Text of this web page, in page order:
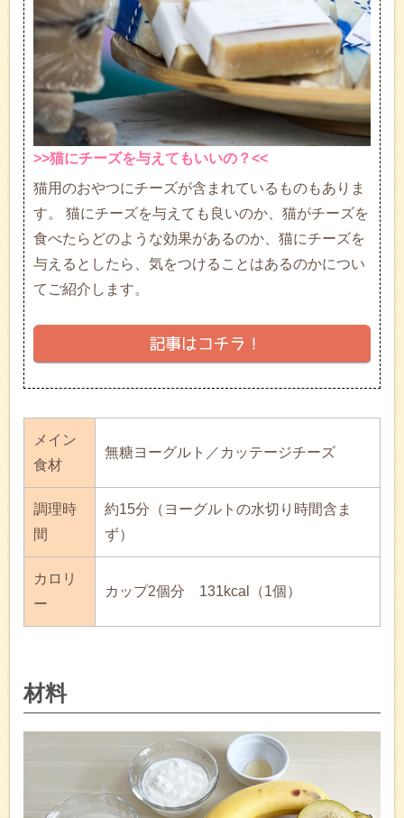
>>猫にチーズを与えてもいいの？<<
猫用のおやつにチーズが含まれているものもありま
す。 猫にチーズを与えても良いのか、猫がチーズを
食べたらどのような効果があるのか、猫にチーズを
与えるとしたら、気をつけることはあるのかについ
てご紹介します。
メイン
食材
無糖ヨーグルト／カッテージチーズ
調理時
間
約15分（ヨーグルトの水切り時間含ま
ず）
カロリ
ー
カップ2個分 131kcal（1個）
材料